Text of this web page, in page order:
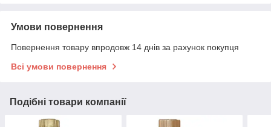
Умови повернення
Повернення товару впродовж 14 днів за рахунок покупця
Всі умови повернення
Подібні товари компанії